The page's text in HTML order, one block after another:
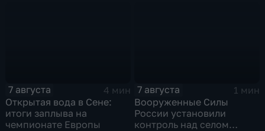
7 августа
4 мин
Открытая вода в Сене:
итоги заплыва на
чемпионате Европы
7 августа
1 мин
Вооруженные Силы
России установили
контроль над селом